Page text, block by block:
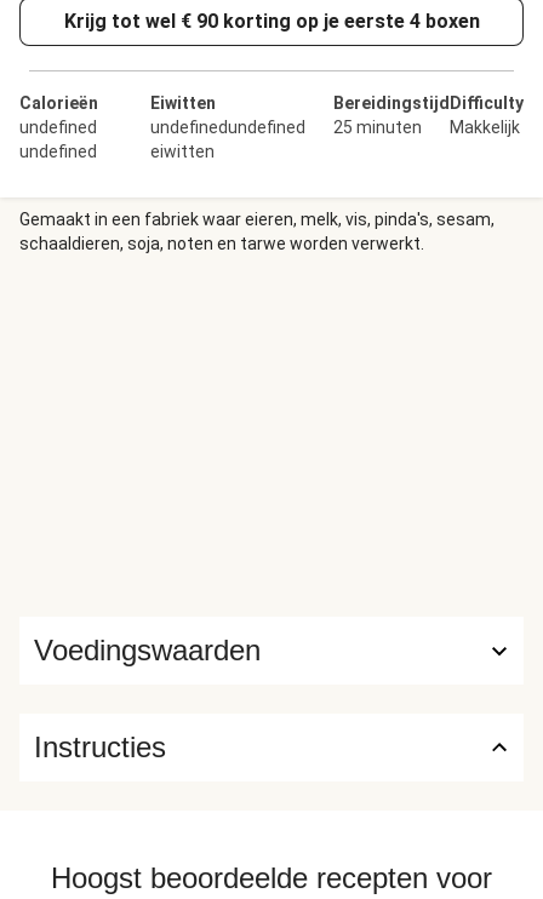
Krijg tot wel € 90 korting op je eerste 4 boxen
Calorieën
undefined
undefined
Eiwitten
undefinedundefined
eiwitten
Bereidingstijd
25 minuten
Difficulty
Makkelijk
Gemaakt in een fabriek waar eieren, melk, vis, pinda's, sesam,
schaaldieren, soja, noten en tarwe worden verwerkt.
Voedingswaarden
Instructies
Hoogst beoordeelde recepten voor